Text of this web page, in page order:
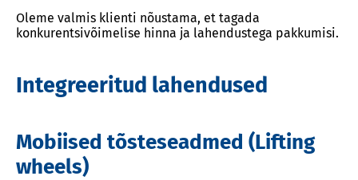
Oleme valmis klienti nõustama, et tagada
konkurentsivõimelise hinna ja lahendustega pakkumisi.
Integreeritud lahendused
Mobiised tõsteseadmed (Lifting
wheels)